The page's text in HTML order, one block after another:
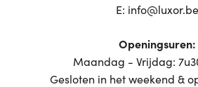
E: info@luxor.be
Openingsuren:
Maandag - Vrijdag:
Gesloten in het weekend &